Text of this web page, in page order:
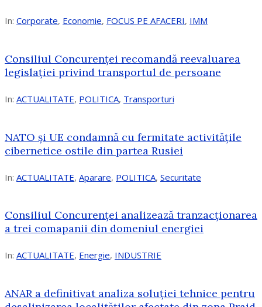
In: Corporate, Economie, FOCUS PE AFACERI, IMM
Consiliul Concurenței recomandă reevaluarea
legislației privind transportul de persoane
In: ACTUALITATE, POLITICA, Transporturi
NATO și UE condamnă cu fermitate activitățile
cibernetice ostile din partea Rusiei
In: ACTUALITATE, Aparare, POLITICA, Securitate
Consiliul Concurenţei analizează tranzacționarea
a trei comapanii din domeniul energiei
In: ACTUALITATE, Energie, INDUSTRIE
ANAR a definitivat analiza soluției tehnice pentru